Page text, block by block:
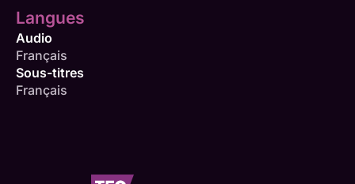
Langues
Audio
Français
Sous-titres
Français